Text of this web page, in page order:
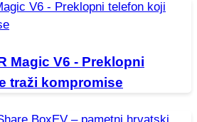
Magic V6 - Preklopni
traži kompromise